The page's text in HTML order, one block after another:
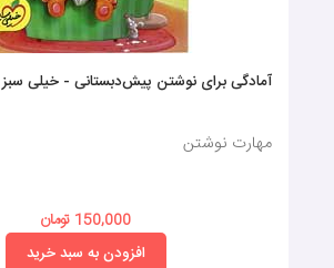
آمادگی برای نوشتن پیش‌دبستانی - خیلی سبز
مهارت نوشتن
150,000 تومان
افزودن به سبد خرید